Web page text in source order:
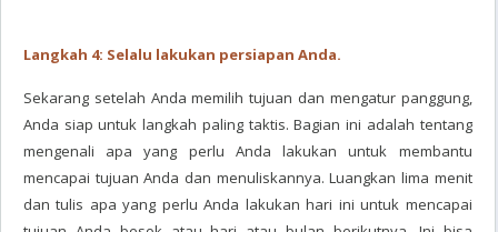
Langkah 4: Selalu lakukan persiapan Anda.
Sekarang setelah Anda memilih tujuan dan mengatur panggung,
Anda siap untuk langkah paling taktis. Bagian ini adalah tentang
mengenali apa yang perlu Anda lakukan untuk membantu
mencapai tujuan Anda dan menuliskannya. Luangkan lima menit
dan tulis apa yang perlu Anda lakukan hari ini untuk mencapai